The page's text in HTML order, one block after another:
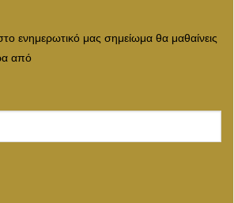
ενημερωτικό μας σημείωμα θα μαθαίνεις
από